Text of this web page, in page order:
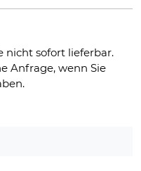
nicht sofort lieferbar.
Anfrage, wenn Sie